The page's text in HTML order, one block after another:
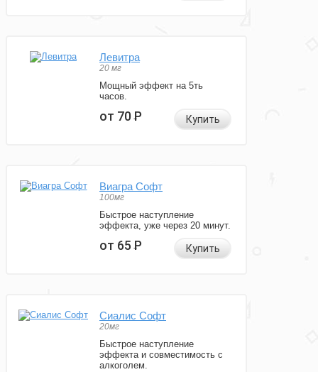
Левитра
20 мг
Мощный эффект на 5ть
часов.
от 70Р Купить
Виагра Софт
100мг
Быстрое наступление
эффекта, уже через 20 минут.
от 65Р Купить
Сиалис Софт
20мг
Быстрое наступление
эффекта и совместимость с
алкоголем.